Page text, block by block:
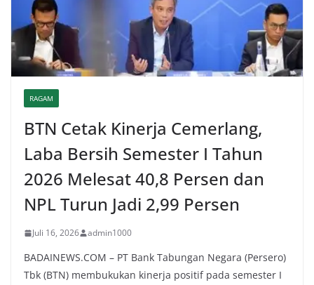
RAGAM
BTN Cetak Kinerja Cemerlang,
Laba Bersih Semester I Tahun
2026 Melesat 40,8 Persen dan
NPL Turun Jadi 2,99 Persen
Juli 16, 2026 admin1000
BADAINEWS.COM – PT Bank Tabungan Negara (Persero)
Tbk (BTN) membukukan kinerja positif pada semester I